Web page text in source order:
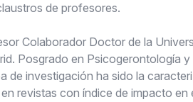
de profesores.
Colaborador Doctor de la
Posgrado en Psicogerontología
de investigación ha sido la
revistas con índice de impacto